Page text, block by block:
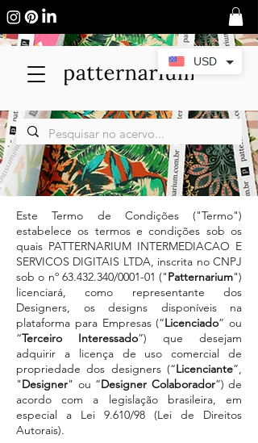
Este Termo de Condições ("Termo")
estabelece os termos e condições sob os
quais PATTERNARIUM INTERMEDIACAO E
SERVICOS DIGITAIS LTDA, inscrita no CNPJ
sob o nº 63.432.340/0001-01 ("Patternarium")
licenciará, como representante dos
Designers, os designs disponíveis na
plataforma para Empresas (“Licenciado” ou
“Terceiro Interessado”) que desejam
adquirir a licença de uso comercial de
propriedade dos designers (“Licenciante”,
"Designer" ou “Designer Colaborador”) de
acordo com a legislação brasileira, em
especial a Lei 9.610/98 (Lei de Direitos
Autorais).
USD